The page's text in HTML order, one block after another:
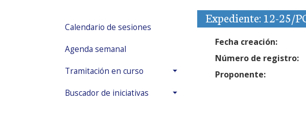
Calendario de sesiones
Agenda semanal
Tramitación en curso
Buscador de iniciativas
Expediente: 12-25/
Fecha creación:
Número de registro:
Proponente: